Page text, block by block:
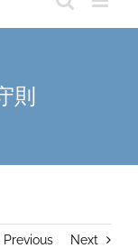
則
Previous Next